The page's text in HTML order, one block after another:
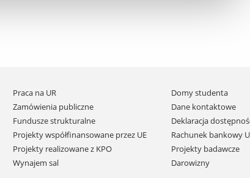
Praca na UR
Zamówienia publiczne
Fundusze strukturalne
Projekty współfinansowane przez UE
Projekty realizowane z KPO
Wynajem sal
Domy studenta
Dane kontaktowe
Deklaracja
Rachunek bankowy
Projekty badawcze
Darowizny